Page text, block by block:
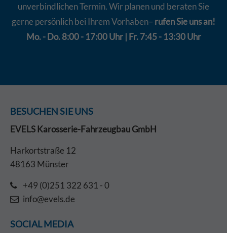
unverbindlichen Termin. Wir planen und beraten Sie
gerne persönlich bei Ihrem Vorhaben– rufen Sie uns an!
Mo. - Do. 8:00 - 17:00 Uhr | Fr. 7:45 - 13:30 Uhr
BESUCHEN SIE UNS
EVELS Karosserie-Fahrzeugbau GmbH
Harkortstraße 12
48163 Münster
+49 (0)251 322 631 - 0
info@evels.de
SOCIAL MEDIA